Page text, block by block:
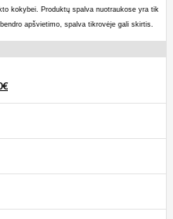
kokybei. Produktų spalva nuotraukose yra tik
apšvietimo, spalva tikrovėje gali skirtis.